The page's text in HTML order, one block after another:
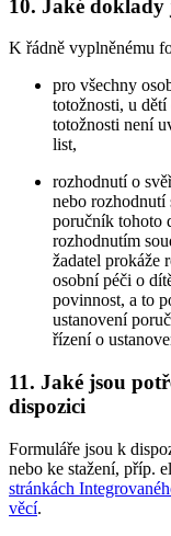
10. Jaké doklady
K řádně vyplněnému
pro všechny
totožnosti, u
totožnosti není
list,
rozhodnutí o
nebo rozhodnutí
poručník tohoto
rozhodnutím
žadatel prokáže
osobní péči o
povinnost, a to
ustanovení
řízení o
11. Jaké jsou
dispozici
Formuláře jsou k
nebo ke stažení, příp.
stránkách
věcí.